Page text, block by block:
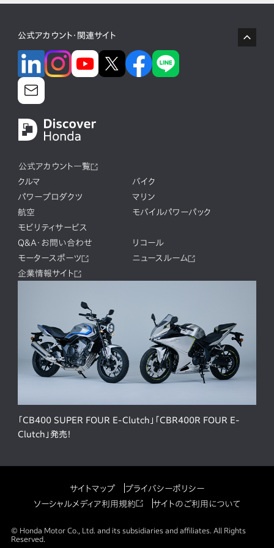
公式アカウント・関連サイト
公式アカウント一覧
クルマ
バイク
パワープロダクツ
マリン
航空
モバイルパワーパック
モビリティサービス
Q&A・お問い合わせ
リコール
モータースポーツ
ニュースルーム
企業情報サイト
「CB400 SUPER FOUR E-Clutch」「CBR400R FOUR E-
Clutch」発売！
サイトマップ
プライバシーポリシー
ソーシャルメディア利用規約
サイトのご利用について
© Honda Motor Co., Ltd. and its subsidiaries and affiliates. All Rights
Reserved.